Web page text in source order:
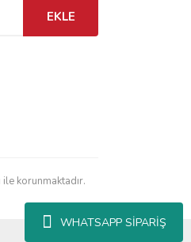
WHATSAPP SİPARİŞ
EKLE
korunmaktadır.